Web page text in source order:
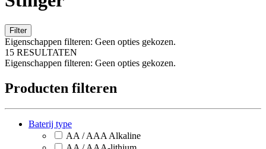
Filter
Eigenschappen filteren: Geen opties gekozen.
15 RESULTATEN
Eigenschappen filteren: Geen opties gekozen.
Producten filteren
Baterij type
AA / AAA Alkaline